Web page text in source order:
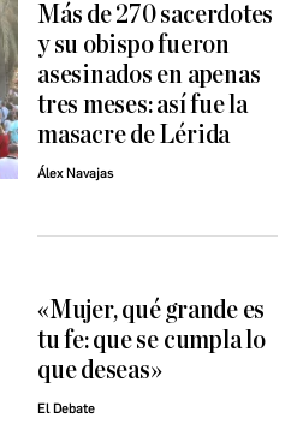
Más de 270 sacerdotes
y su obispo fueron
asesinados en apenas
tres meses: así fue la
masacre de Lérida
Álex Navajas
«Mujer, qué grande es
tu fe: que se cumpla lo
que deseas»
El Debate